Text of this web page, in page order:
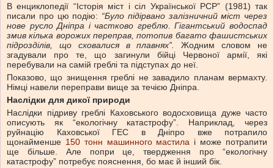
В енциклопедії “Історія міст і сіл Української РСР” (1981) так
писали про цю подію: “Було підірвано залізничний міст через
нове русло Дніпра і частково греблю. Гігантський водоспад
змив кілька ворожих переправ, потопив багато фашистських
підрозділів, що сховалися в плавнях”.
Жодним словом не
згадували про те, що загинули бійці Червоної армії, які
перебували на самій греблі та підступах до неї.
Показово, що знищення греблі не завадило планам вермахту.
Німці навели переправи вище за течією Дніпра.
Наслідки для дикої природи
Наслідки підриву греблі Каховського водосховища дуже часто
описують як “екологічну катастрофу”. Наприклад, через
руйнацію Каховської ГЕС в Дніпро вже потрапило
щонайменше 150 тонн машинного мастила і може потрапити
ще більше. Але попри це, твердження про “екологічну
катастрофу” потребує пояснення, бо має й інший бік.